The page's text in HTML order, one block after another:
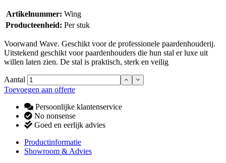
Artikelnummer: Wing
Producteenheid: Per stuk
Voorwand Wave. Geschikt voor de professionele paardenhouderij.
Uitstekend geschikt voor paardenhouders die hun stal er luxe uit
willen laten zien. De stal is praktisch, sterk en veilig
Aantal
Toevoegen aan offerte
Persoonlijke klantenservice
No nonsense
Goed en eerlijk advies
Productinformatie
Showroom & Advies